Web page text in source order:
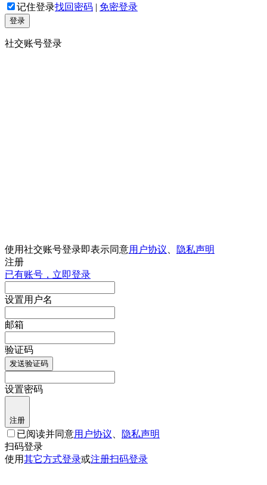
记住登录找回密码 | 免密登录
登录
社交账号登录
使用社交账号登录即表示同意用户协议
隐私声明
注册
已有账号，立即登录
设置用户名
邮箱
验证码
发送验证码
设置密码
注册
已阅读并同意用户协议
隐私声明
扫码登录
使用其它方式登录或注册扫码登录